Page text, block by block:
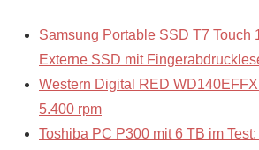
Samsung Portable SSD T7 Touch
Externe SSD mit
Western Digital RED
5.400 rpm
Toshiba PC P300 mit 6 TB im